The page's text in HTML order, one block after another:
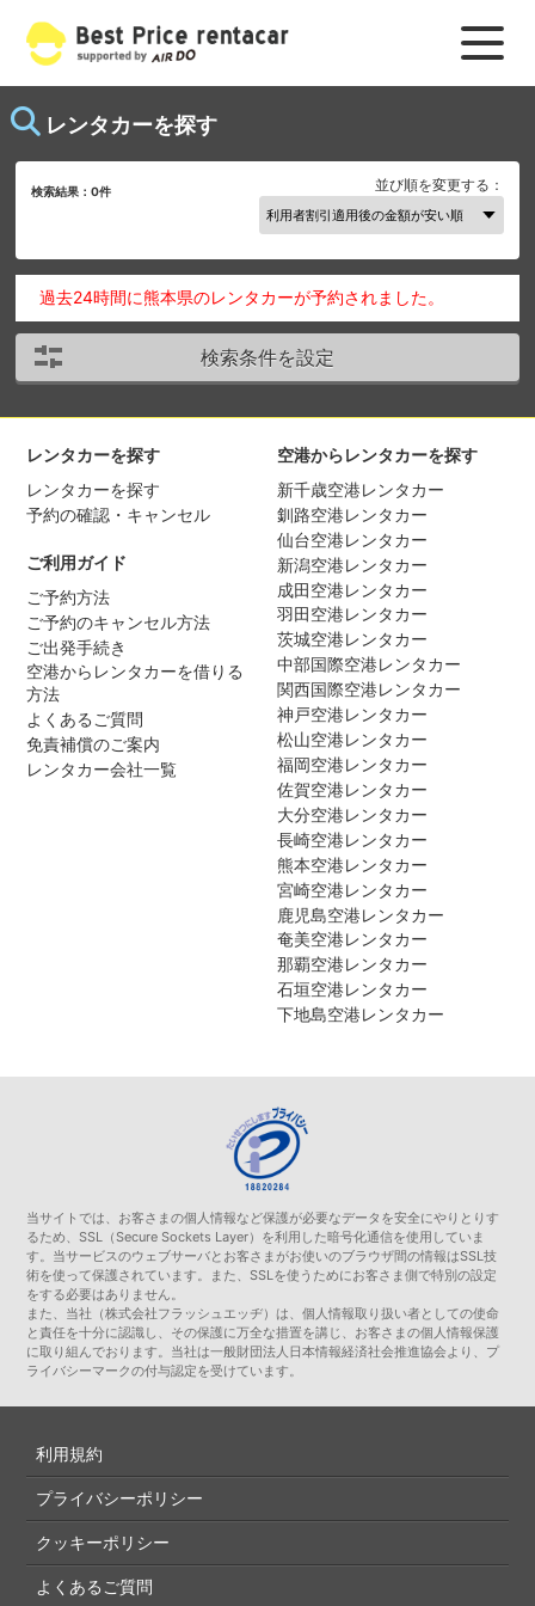
レンタカーを探す
検索結果：0件 並び順を変更する：
過去24時間に熊本県のレンタカーが予約されました。
検索条件を設定
レンタカーを探す
レンタカーを探す
予約の確認・キャンセル
ご利用ガイド
ご予約方法
ご予約のキャンセル方法
ご出発手続き
空港からレンタカーを借りる
方法
よくあるご質問
免責補償のご案内
レンタカー会社一覧
空港からレンタカーを探す
新千歳空港レンタカー
釧路空港レンタカー
仙台空港レンタカー
新潟空港レンタカー
成田空港レンタカー
羽田空港レンタカー
茨城空港レンタカー
中部国際空港レンタカー
関西国際空港レンタカー
神戸空港レンタカー
松山空港レンタカー
福岡空港レンタカー
佐賀空港レンタカー
大分空港レンタカー
長崎空港レンタカー
熊本空港レンタカー
宮崎空港レンタカー
鹿児島空港レンタカー
奄美空港レンタカー
那覇空港レンタカー
石垣空港レンタカー
下地島空港レンタカー
当サイトでは、お客さまの個人情報など保護が必要なデータを安全にやりとりす
るため、SSL（Secure Sockets Layer）を利用した暗号化通信を使用していま
す。当サービスのウェブサーバとお客さまがお使いのブラウザ間の情報はSSL技
術を使って保護されています。また、SSLを使うためにお客さま側で特別の設定
をする必要はありません。
また、当社（株式会社フラッシュエッヂ）は、個人情報取り扱い者としての使命
と責任を十分に認識し、その保護に万全な措置を講じ、お客さまの個人情報保護
に取り組んでおります。当社は一般財団法人日本情報経済社会推進協会より、プ
ライバシーマークの付与認定を受けています。
利用規約
プライバシーポリシー
クッキーポリシー
よくあるご質問